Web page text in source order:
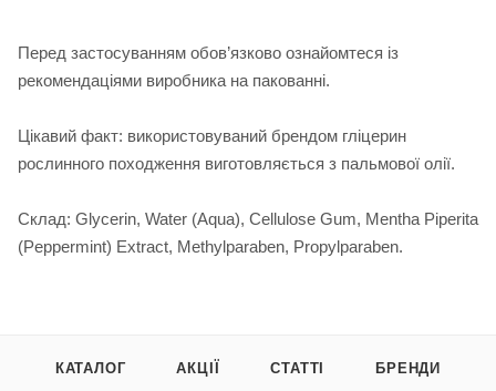
Перед застосуванням обов’язково ознайомтеся із
рекомендаціями виробника на пакованні.
Цікавий факт: використовуваний брендом гліцерин
рослинного походження виготовляється з пальмової олії.
Склад: Glycerin, Water (Aqua), Cellulose Gum, Mentha Piperita
(Peppermint) Extract, Methylparaben, Propylparaben.
КАТАЛОГ АКЦІЇ СТАТТІ БРЕНДИ